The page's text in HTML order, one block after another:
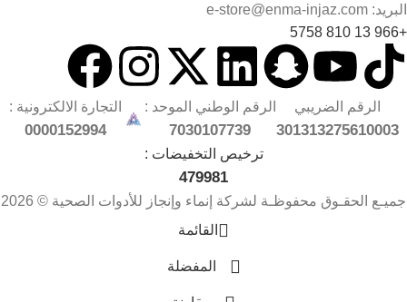
البريد: e-store@enma-injaz.com
+966 13 810 5758
الرقم الضريبي
301313275610003
الرقم الوطني الموحد :
7030107739
التجارة الالكترونية :
0000152994
ترخيص التخفيضات :
479981
جميـع الحقـوق محفوظـة لشركة إنماء وإنجاز للأدوات الصحية © 2026
القائمة
المفضلة